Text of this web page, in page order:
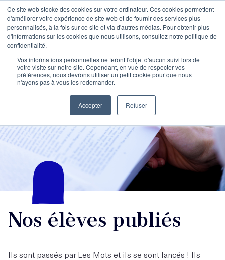
Ce site web stocke des cookies sur votre ordinateur. Ces cookies permettent
d'améliorer votre expérience de site web et de fournir des services plus
personnalisés, à la fois sur ce site et via d'autres médias. Pour obtenir plus
d'informations sur les cookies que nous utilisons, consultez notre politique de
confidentialité.
Vos informations personnelles ne feront l'objet d'aucun suivi lors de
votre visite sur notre site. Cependant, en vue de respecter vos
préférences, nous devrons utiliser un petit cookie pour que nous
n'ayons pas à vous les redemander.
Accepter Refuser
Nos élèves publiés
Ils sont passés par Les Mots et ils se sont lancés ! Ils